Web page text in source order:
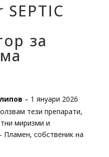
SEPTIC
за
– 1 януари 2026
тези препарати,
миризми и
Пламен, собственик на